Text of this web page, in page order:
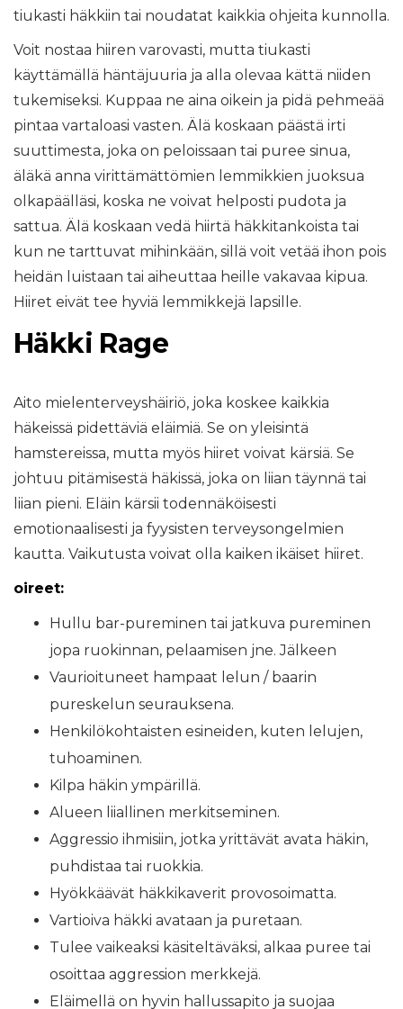
tiukasti häkkiin tai noudatat kaikkia ohjeita kunnolla.
Voit nostaa hiiren varovasti, mutta tiukasti
käyttämällä häntäjuuria ja alla olevaa kättä niiden
tukemiseksi. Kuppaa ne aina oikein ja pidä pehmeää
pintaa vartaloasi vasten. Älä koskaan päästä irti
suuttimesta, joka on peloissaan tai puree sinua,
äläkä anna virittämättömien lemmikkien juoksua
olkapäälläsi, koska ne voivat helposti pudota ja
sattua. Älä koskaan vedä hiirtä häkkitankoista tai
kun ne tarttuvat mihinkään, sillä voit vetää ihon pois
heidän luistaan ​​tai aiheuttaa heille vakavaa kipua.
Hiiret eivät tee hyviä lemmikkejä lapsille.
Häkki Rage
Aito mielenterveyshäiriö, joka koskee kaikkia
häkeissä pidettäviä eläimiä. Se on yleisintä
hamstereissa, mutta myös hiiret voivat kärsiä. Se
johtuu pitämisestä häkissä, joka on liian täynnä tai
liian pieni. Eläin kärsii todennäköisesti
emotionaalisesti ja fyysisten terveysongelmien
kautta. Vaikutusta voivat olla kaiken ikäiset hiiret.
oireet:
Hullu bar-pureminen tai jatkuva pureminen
jopa ruokinnan, pelaamisen jne. Jälkeen
Vaurioituneet hampaat lelun / baarin
pureskelun seurauksena.
Henkilökohtaisten esineiden, kuten lelujen,
tuhoaminen.
Kilpa häkin ympärillä.
Alueen liiallinen merkitseminen.
Aggressio ihmisiin, jotka yrittävät avata häkin,
puhdistaa tai ruokkia.
Hyökkäävät häkkikaverit provosoimatta.
Vartioiva häkki avataan ja puretaan.
Tulee vaikeaksi käsiteltäväksi, alkaa puree tai
osoittaa aggression merkkejä.
Eläimellä on hyvin hallussapito ja suojaa